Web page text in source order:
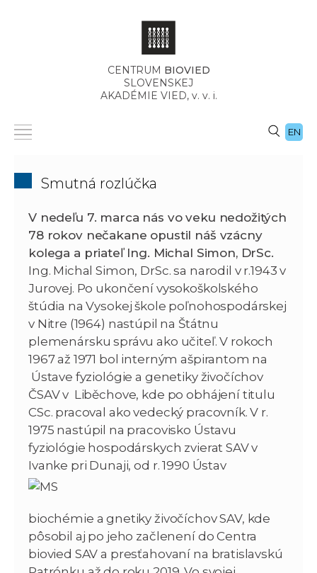
CENTRUM BIOVIED
SLOVENSKEJ
AKADÉMIE VIED, v. v. i.
EN
Smutná rozlúčka
V nedeľu 7. marca nás vo veku nedožitých
78 rokov nečakane opustil náš vzácny
kolega a priateľ Ing. Michal Simon, DrSc.
Ing. Michal Simon, DrSc. sa narodil v r.1943 v
Jurovej. Po ukončení vysokoškolského
štúdia na Vysokej škole poľnohospodárskej
v Nitre (1964) nastúpil na Štátnu
plemenársku správu ako učiteľ. V rokoch
1967 až 1971 bol interným ašpirantom na
Ústave fyziológie a genetiky živočíchov
ČSAV v Liběchove, kde po obhájení titulu
CSc. pracoval ako vedecký pracovník. V r.
1975 nastúpil na pracovisko Ústavu
fyziológie hospodárskych zvierat SAV v
Ivanke pri Dunaji, od r.1990 Ústav
biochémie a gnetiky živočíchov SAV, kde
pôsobil aj po jeho začlenení do Centra
biovied SAV a presťahovaní na bratislavskú